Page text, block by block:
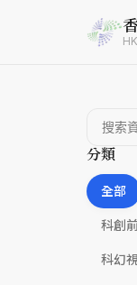
分類
全部
科創
科幻